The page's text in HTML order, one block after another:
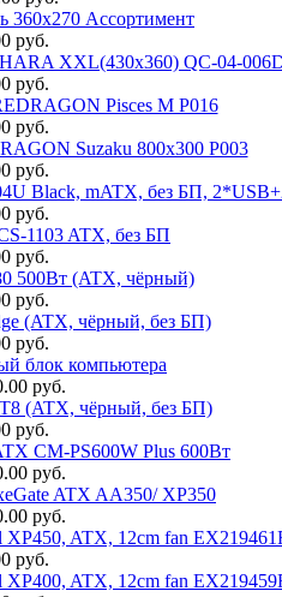
360x270 Ассортимент
руб.
XXL(430x360) QC-04-
руб.
Pisces M P016
руб.
Suzaku 800x300 P003
руб.
Black, mATX, без БП,
руб.
1103 ATX, без БП
руб.
500Вт (ATX, чёрный)
руб.
(ATX, чёрный, без БП)
руб.
блок компьютера
руб.
(ATX, чёрный, без БП)
руб.
CM-PS600W Plus 600Вт
руб.
ATX AA350/ XP350
руб.
XP450, ATX, 12cm fan
руб.
XP400, ATX, 12cm fan